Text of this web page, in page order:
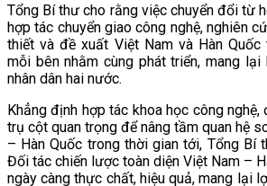
Tổng Bí thư cho rằng việc chuyển đổi từ
hợp tác chuyển giao công nghệ, nghiên
thiết và đề xuất Việt Nam và Hàn
mỗi bên nhằm cùng phát triển, mang
nhân dân hai nước.
Khẳng định hợp tác khoa học công
trụ cột quan trọng để nâng tầm quan hệ
– Hàn Quốc trong thời gian tới, Tổng Bí
Đối tác chiến lược toàn diện Việt Nam –
ngày càng thực chất, hiệu quả, mang lại